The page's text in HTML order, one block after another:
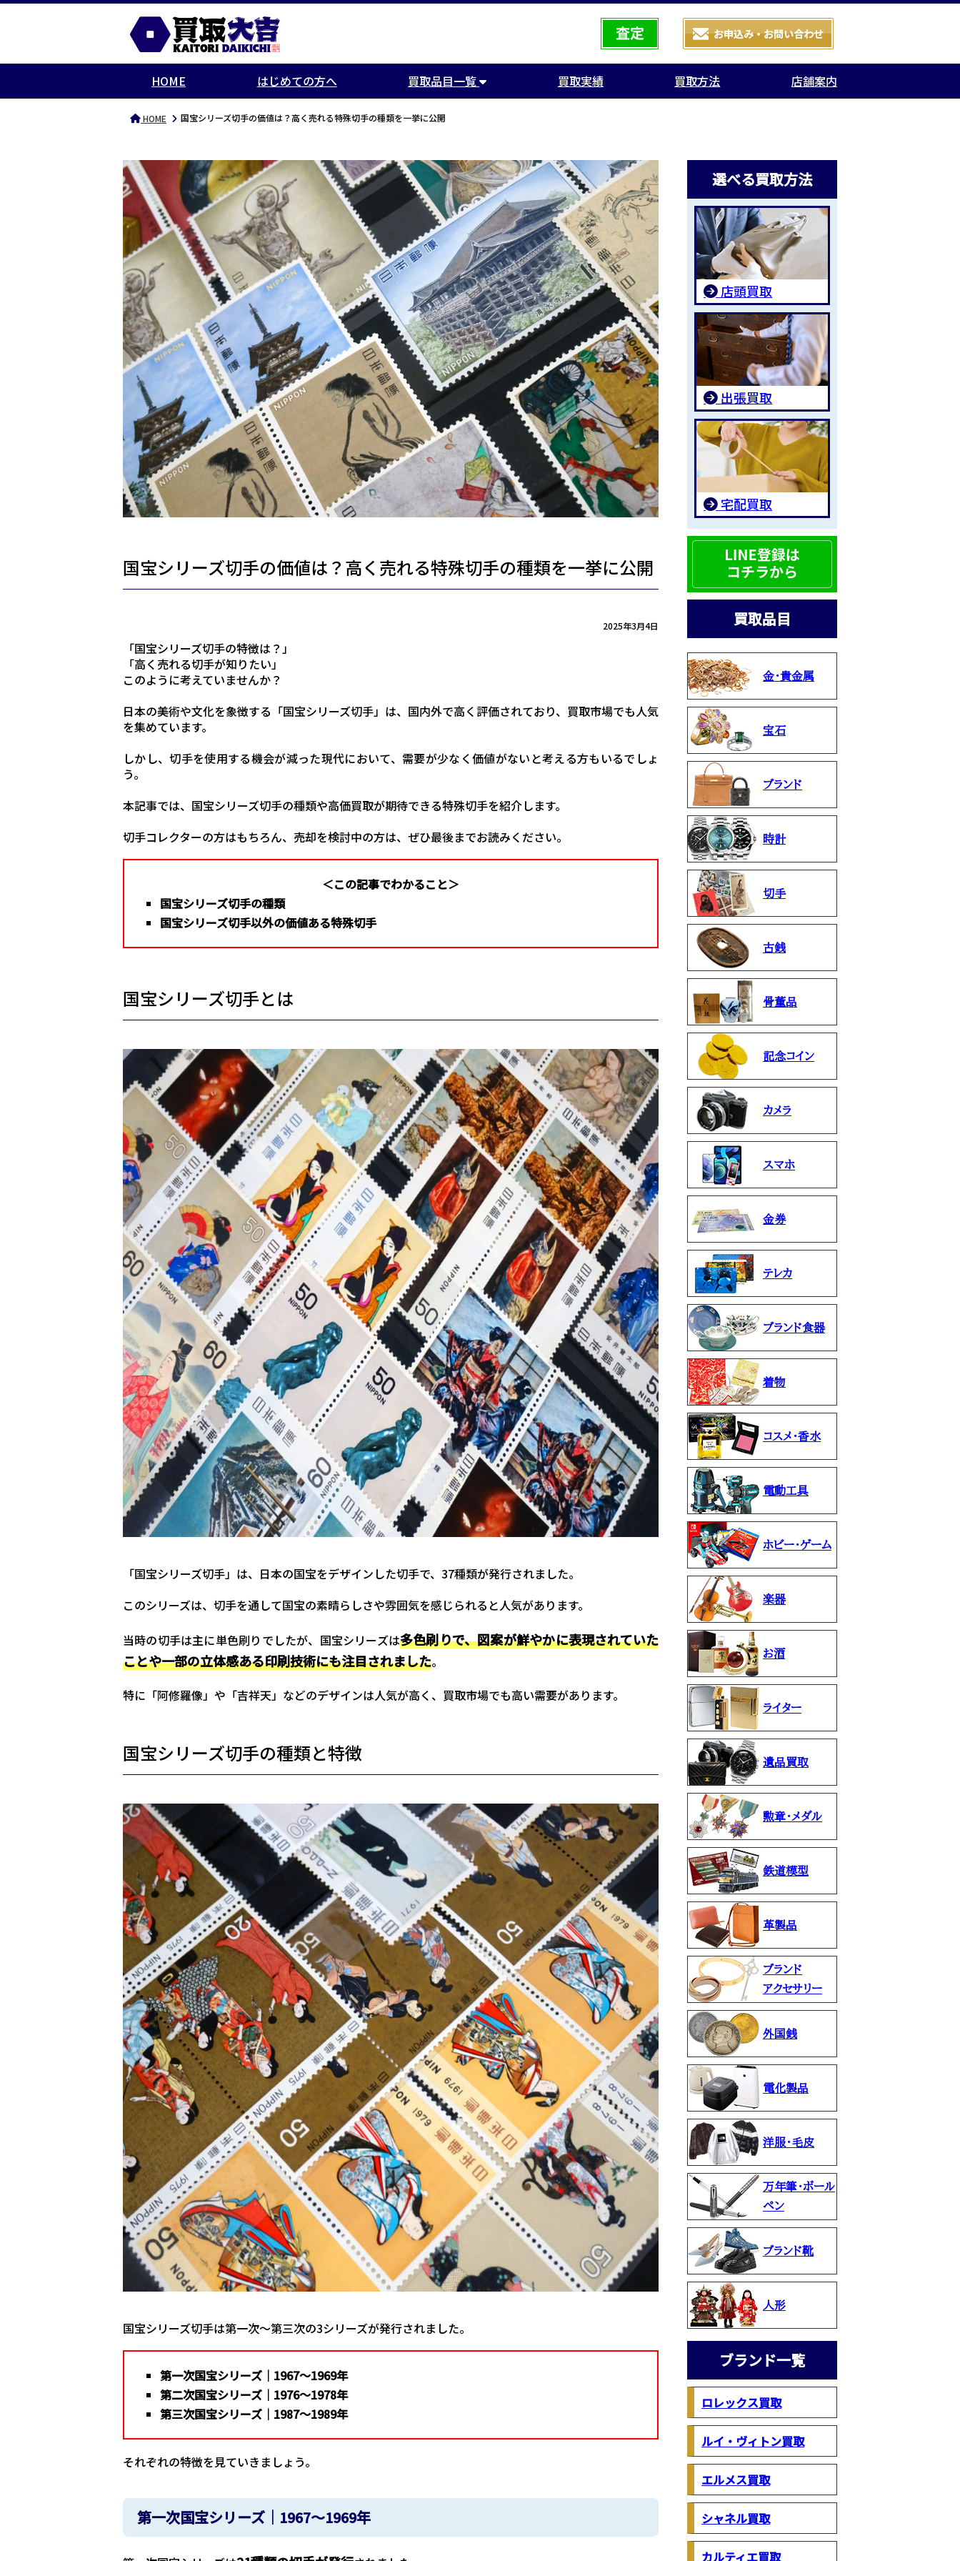
HOME はじめての方へ 買取品目一覧 買取実績 買取方法 店舗案内
HOME 国宝シリーズ切手の価値は？高く売れる特殊切手の種類を一挙に公開
国宝シリーズ切手の価値は？高く売れる特殊切手の種類を一挙に公開
2025年3月4日
「国宝シリーズ切手の特徴は？」
「高く売れる切手が知りたい」
このように考えていませんか？
日本の美術や文化を象徴する「国宝シリーズ切手」は、国内外で高く評価されており、買取市場でも人気
を集めています。
しかし、切手を使用する機会が減った現代において、需要が少なく価値がないと考える方もいるでしょ
う。
本記事では、国宝シリーズ切手の種類や高価買取が期待できる特殊切手を紹介します。
切手コレクターの方はもちろん、売却を検討中の方は、ぜひ最後までお読みください。
＜この記事でわかること＞
国宝シリーズ切手の種類
国宝シリーズ切手以外の価値ある特殊切手
国宝シリーズ切手とは
「国宝シリーズ切手」は、日本の国宝をデザインした切手で、37種類が発行されました。
このシリーズは、切手を通して国宝の素晴らしさや雰囲気を感じられると人気があります。
当時の切手は主に単色刷りでしたが、国宝シリーズは多色刷りで、図案が鮮やかに表現されていた
ことや一部の立体感ある印刷技術にも注目されました。
特に「阿修羅像」や「吉祥天」などのデザインは人気が高く、買取市場でも高い需要があります。
国宝シリーズ切手の種類と特徴
国宝シリーズ切手は第一次～第三次の3シリーズが発行されました。
第一次国宝シリーズ｜1967～1969年
第二次国宝シリーズ｜1976～1978年
第三次国宝シリーズ｜1987～1989年
それぞれの特徴を見ていきましょう。
第一次国宝シリーズ｜1967～1969年
選べる買取方法
店頭買取
出張買取
宅配買取
買取品目
金・貴金属
宝石
ブランド
時計
切手
古銭
骨董品
記念コイン
カメラ
スマホ
金券
テレカ
ブランド食器
着物
コスメ・香水
電動工具
ホビー・ゲーム
楽器
お酒
ライター
遺品買取
勲章・メダル
鉄道模型
革製品
ブランド
アクセサリー
外国銭
電化製品
洋服・毛皮
万年筆・ボール
ペン
ブランド靴
人形
ブランド一覧
ロレックス買取
ルイ・ヴィトン買取
エルメス買取
シャネル買取
カルティエ買取